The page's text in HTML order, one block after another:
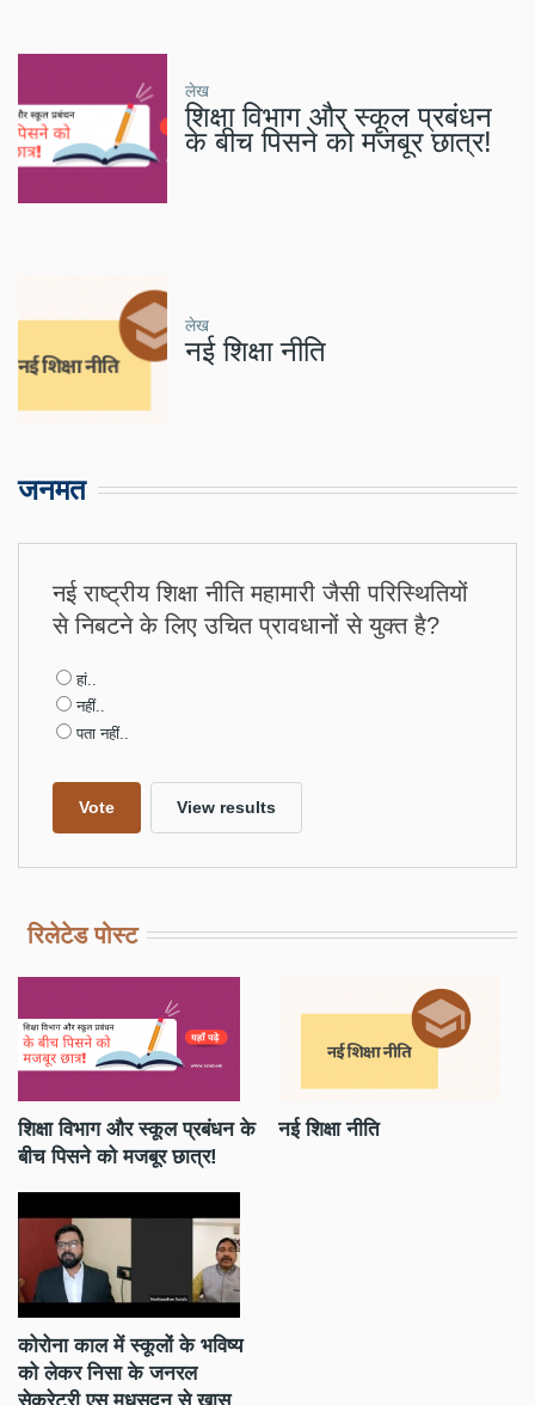
लेख
शिक्षा विभाग और स्कूल प्रबंधन
के बीच पिसने को मजबूर छात्र!
लेख
नई शिक्षा नीति
जनमत
नई राष्ट्रीय शिक्षा नीति महामारी जैसी परिस्थितियों
से निबटने के लिए उचित प्रावधानों से युक्त है?
Choices
हां..
नहीं..
पता नहीं..
रिलेटेड पोस्ट
शिक्षा विभाग और स्कूल प्रबंधन के
बीच पिसने को मजबूर छात्र!
नई शिक्षा नीति
कोरोना काल में स्कूलों के भविष्य
को लेकर निसा के जनरल
सेक्रेटरी एस मधुसूदन से खास